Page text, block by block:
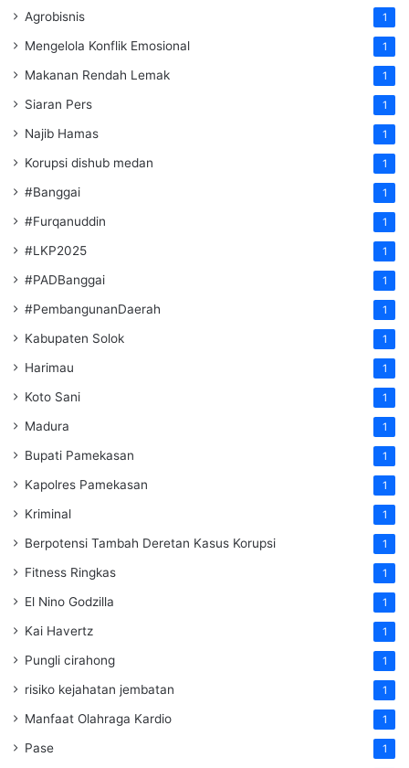
Agrobisnis 1
Mengelola Konflik Emosional 1
Makanan Rendah Lemak 1
Siaran Pers 1
Najib Hamas 1
Korupsi dishub medan 1
#Banggai 1
#Furqanuddin 1
#LKP2025 1
#PADBanggai 1
#PembangunanDaerah 1
Kabupaten Solok 1
Harimau 1
Koto Sani 1
Madura 1
Bupati Pamekasan 1
Kapolres Pamekasan 1
Kriminal 1
Berpotensi Tambah Deretan Kasus Korupsi 1
Fitness Ringkas 1
El Nino Godzilla 1
Kai Havertz 1
Pungli cirahong 1
risiko kejahatan jembatan 1
Manfaat Olahraga Kardio 1
Pase 1